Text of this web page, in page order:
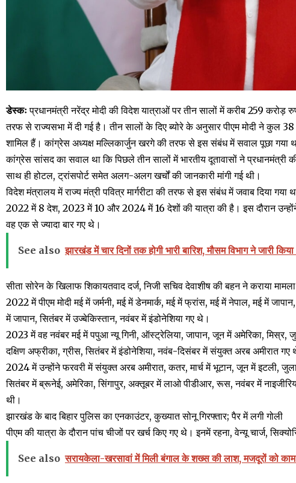
डेस्कःप्रधानमंत्री नरेंद्र मोदी की विदेश यात्राओं पर तीन सालों में करीब 259
तरफ से राज्यसभा में दी गई है। तीन सालों के दिए ब्योरे के अनुसार पीएम मोदी ने कुल
शामिल हैं। कांग्रेस अध्यक्ष मल्लिकार्जुन खरगे की तरफ से इस संबंध में सवाल पूछा गया
कांग्रेस सांसद का सवाल था कि पिछले तीन सालों में भारतीय दूतावासों ने प्रधानमंत्री
साथ ही होटल, ट्रांसपोर्ट समेत अलग-अलग खर्चों की जानकारी मांगी गई थी।
विदेश मंत्रालय में राज्य मंत्री पवित्र मार्गरीटा की तरफ से इस संबंध में जवाब दिया गया
2022 में 8 देश, 2023 में 10 और 2024 में 16 देशों की यात्रा की है। इस दौरान
वह एक से ज्यादा बार गए थे।
See also झारखंड में चार दिनों तक होगी भारी बारिश, मौसम विभाग ने जारी
सीता सोरेन के खिलाफ शिकायतवाद दर्ज, निजी सचिव देवाशीष की बहन ने कराया मामला
2022 में पीएम मोदी मई में जर्मनी, मई में डेनमार्क, मई में फ्रांस, मई में नेपाल, मई में
में जापान, सितंबर में उज्बेकिस्तान, नवंबर में इंडोनेशिया गए थे।
2023 में वह नवंबर मई में पपुआ न्यू गिनी, ऑस्ट्रेलिया, जापान, जून में अमेरिका,
दक्षिण अफ्रीका, ग्रीस, सितंबर में इंडोनेशिया, नवंब-दिसंबर में संयुक्त अरब अमीरात गए
2024 में उन्होंने फरवरी में संयुक्त अरब अमीरात, कतर, मार्च में भूटान, जून में इटली,
सितंबर में ब्रूनेई, अमेरिका, सिंगापुर, अक्तूबर में लाओ पीडीआर, रूस, नवंबर में
थी।
झारखंड के बाद बिहार पुलिस का एनकाउंटर, कुख्यात सोनू गिरफ्तार; पैर में लगी गोली
पीएम की यात्रा के दौरान पांच चीजों पर खर्च किए गए थे। इनमें रहना, वेन्यू चार्ज,
See also सरायकेला-खरसावां में मिली बंगाल के शख्स की लाश, मजदूरों को काम